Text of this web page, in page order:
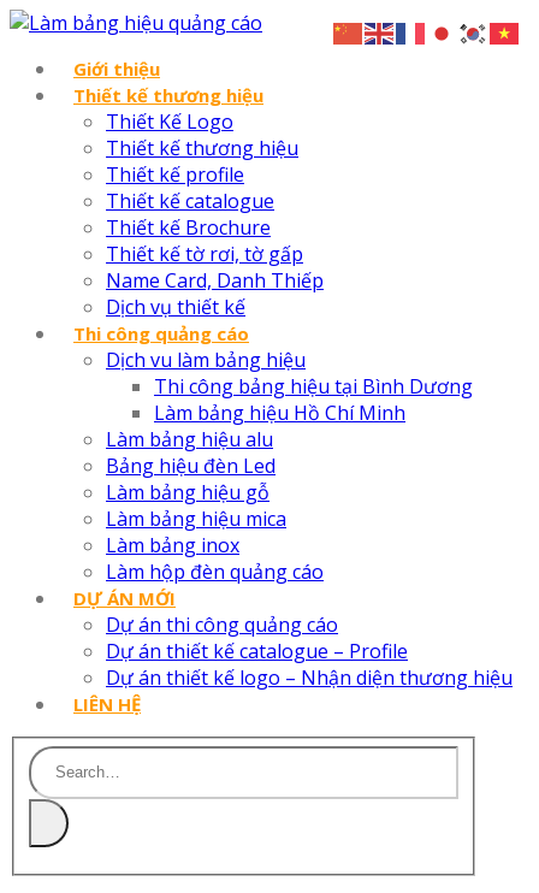
Giới thiệu
Thiết kế thương hiệu
Thiết Kế Logo
Thiết kế thương hiệu
Thiết kế profile
Thiết kế catalogue
Thiết kế Brochure
Thiết kế tờ rơi, tờ gấp
Name Card, Danh Thiếp
Dịch vụ thiết kế
Thi công quảng cáo
Dịch vu làm bảng hiệu
Thi công bảng hiệu tại Bình Dương
Làm bảng hiệu Hồ Chí Minh
Làm bảng hiệu alu
Bảng hiệu đèn Led
Làm bảng hiệu gỗ
Làm bảng hiệu mica
Làm bảng inox
Làm hộp đèn quảng cáo
DỰ ÁN MỚI
Dự án thi công quảng cáo
Dự án thiết kế catalogue – Profile
Dự án thiết kế logo – Nhận diện thương hiệu
LIÊN HỆ